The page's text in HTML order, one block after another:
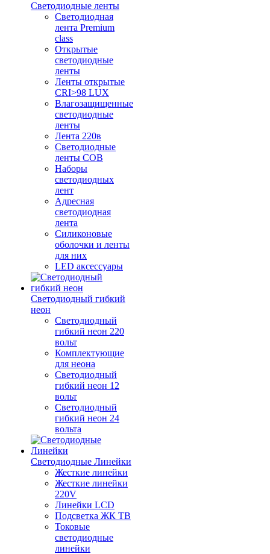
Светодиодные ленты
Светодиодная
лента Premium
class
Открытые
светодиодные
ленты
Ленты открытые
CRI>98 LUX
Влагозащищенные
светодиодные
ленты
Лента 220в
Светодиодные
ленты COB
Наборы
светодиодных
лент
Адресная
светодиодная
лента
Силиконовые
оболочки и ленты
для них
LED аксессуары
Светодиодный гибкий
неон
Светодиодный
гибкий неон 220
вольт
Комплектующие
для неона
Светодиодный
гибкий неон 12
вольт
Светодиодный
гибкий неон 24
вольта
Светодиодные Линейки
Жесткие линейки
Жесткие линейки
220V
Линейки LCD
Подсветка ЖК ТВ
Токовые
светодиодные
линейки